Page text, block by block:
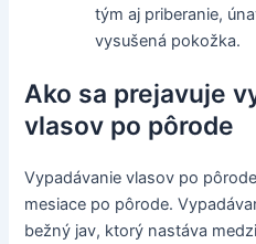
tým aj priberanie,
vysušená pokožka.
Ako sa prejavuje
vlasov po pôrode
Vypadávanie vlasov po
mesiace po pôrode.
bežný jav, ktorý nastáva